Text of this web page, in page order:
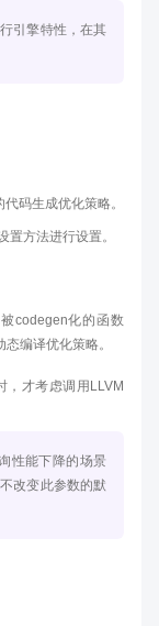
引擎特性，在其
码生成优化策略。
置方法进行设置。
codegen化的函数
编译优化策略。
，才考虑调用LLVM
性能下降的场景
改变此参数的默